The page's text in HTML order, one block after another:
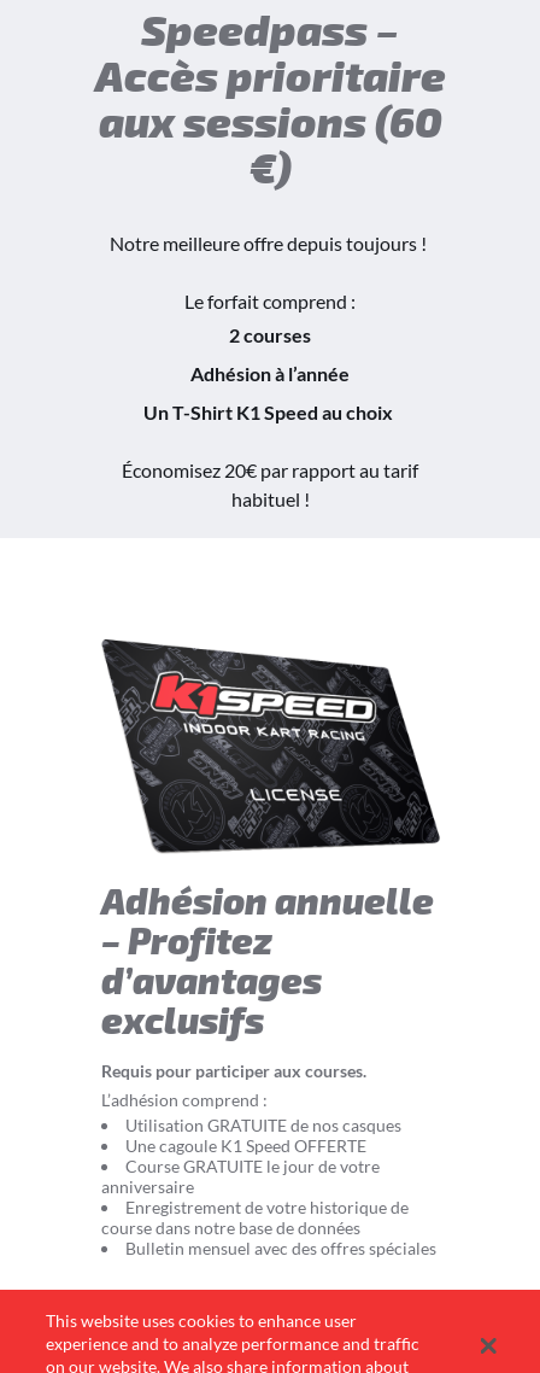
Speedpass –
Accès prioritaire
aux sessions (60
€)
Notre meilleure offre depuis toujours !
Le forfait comprend :
2 courses
Adhésion à l’année
Un T-Shirt K1 Speed au choix
Économisez 20€ par rapport au tarif
habituel !
Adhésion annuelle
– Profitez
d’avantages
exclusifs
Requis pour participer aux courses.
L’adhésion comprend :
Utilisation GRATUITE de nos casques
Une cagoule K1 Speed OFFERTE
Course GRATUITE le jour de votre
anniversaire
Enregistrement de votre historique de
course dans notre base de données
Bulletin mensuel avec des offres spéciales
This website uses cookies to enhance user
experience and to analyze performance and traffic
on our website. We also share information about